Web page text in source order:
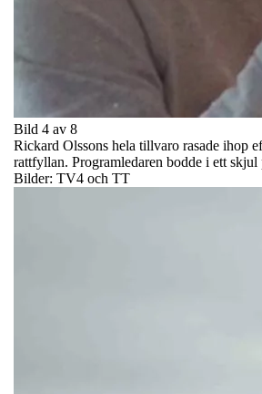
Bild 4 av 8
Rickard Olssons hela tillvaro rasade ihop
rattfyllan. Programledaren bodde i ett skjul
Bilder: TV4 och TT